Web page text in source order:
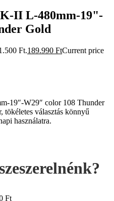
II L-480mm-19"-
Gold
Ft.189.990 FtCurrent price
19″-W29″ color 108 Thunder
választás könnyű
használatra.
Ft